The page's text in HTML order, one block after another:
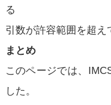
る
引数が許容範囲を超え
まとめ
このページでは、
した。